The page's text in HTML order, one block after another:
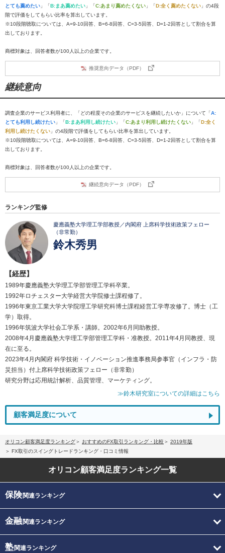
とても薦めたい 」「B:まあ薦めたい 」「C:あまり薦めたくない 」「D:全く薦めたくない 」の4段
階で評価をしてもらい比率を算出しています。
※10段階聴取については、A=9-10回答、B=6-8回答、C=3-5回答、D=1-2回答として割合を算
出しております。
商標対象は、回答者数が100人以上の企業です。
推奨意向データ（PDF）
継続意向
調査企業のサービス利用者に、「どの程度その企業のサービスを継続したいか」について「A:
とても利用し続けたい 」「B:まあ利用し続けたい 」「C:あまり利用し続けたくない 」「D:全く
利用し続けたくない 」の4段階で評価をしてもらい比率を算出しています。
※10段階聴取については、A=9-10回答、B=6-8回答、C=3-5回答、D=1-2回答として割合を算
出しております。
商標対象は、回答者数が100人以上の企業です。
継続意向データ（PDF）
ランキング監修
慶應義塾大学理工学部教授／内閣府 上席科学技術政策フェロー
（非常勤）
鈴木秀男
【経歴】
1989年慶應義塾大学理工学部管理工学科卒業。
1992年ロチェスター大学経営大学院修士課程修了。
1996年東京工業大学大学院理工学研究科博士課程経営工学専攻修了。博士（工
学）取得。
1996年筑波大学社会工学系・講師。2002年6月同助教授。
2008年4月慶應義塾大学理工学部管理工学科・准教授。2011年4月同教授、現
在に至る。
2023年4月内閣府 科学技術・イノベーション推進事務局参事官（インフラ・防
災担当）付上席科学技術政策フェロー（非常勤）
研究分野は応用統計解析、品質管理、マーケティング。
≫鈴木研究室についての詳細はこちら
顧客満足度について
オリコン顧客満足度ランキング おすすめのFX取引ランキング・比較
2019年版
FX取引のスイングトレードランキング・口コミ情報
オリコン顧客満足度ランキング一覧
保険関連ランキング
金融関連ランキング
塾関連ランキング